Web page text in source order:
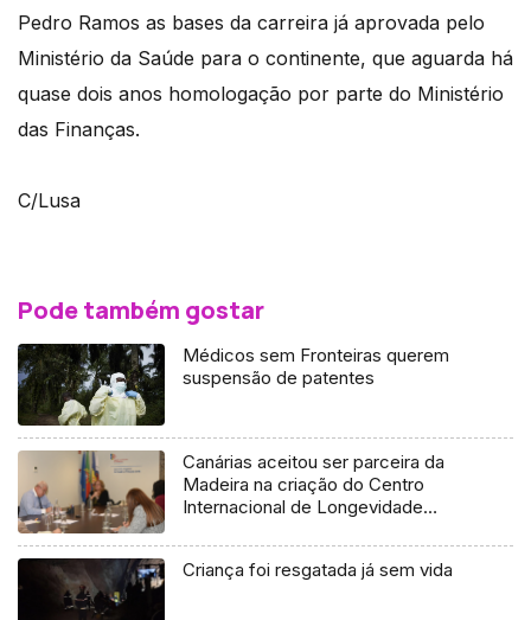
Pedro Ramos as bases da carreira já aprovada pelo
Ministério da Saúde para o continente, que aguarda há
quase dois anos homologação por parte do Ministério
das Finanças.
C/Lusa
Pode também gostar
Médicos sem Fronteiras querem
suspensão de patentes
Canárias aceitou ser parceira da
Madeira na criação do Centro
Internacional de Longevidade
Criança foi resgatada já sem vida